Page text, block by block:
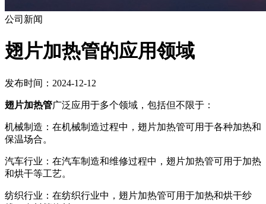
公司新闻
​翅片加热管的应用领域
发布时间：2024-12-12
翅片加热管广泛应用于多个领域，包括但不限于：
机械制造：在机械制造过程中，翅片加热管可用于各种加热和
保温场合。
汽车行业：在汽车制造和维修过程中，翅片加热管可用于加热
和烘干等工艺。
纺织行业：在纺织行业中，翅片加热管可用于加热和烘干纱